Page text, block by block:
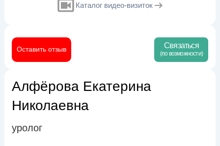
Каталог видео-визиток
Оставить отзыв Связаться
(по возможности)
Алфёрова Екатерина
Николаевна
уролог